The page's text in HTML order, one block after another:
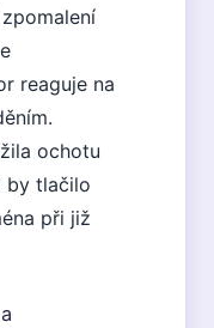
reaguje na
ochotu
by tlačilo
při již